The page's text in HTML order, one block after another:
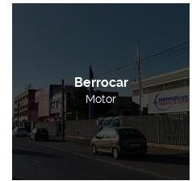
Berrocar
Motor